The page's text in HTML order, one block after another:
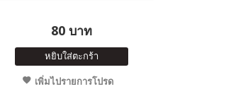
80 บาท
หยิบใส่ตะกร้า
เพิ่มไปรายการโปรด